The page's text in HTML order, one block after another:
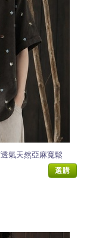
氣天然亞麻寬鬆
選購